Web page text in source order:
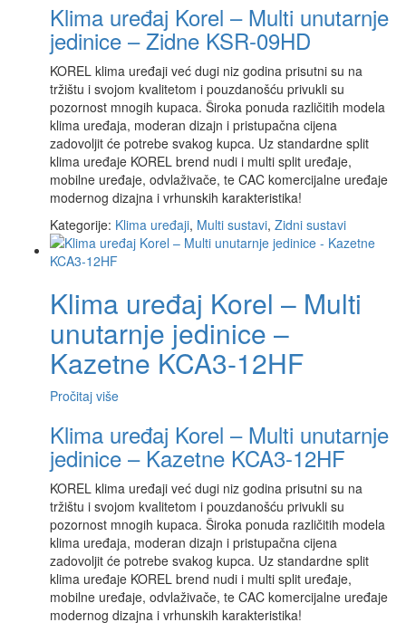
Klima uređaj Korel – Multi unutarnje
jedinice – Zidne KSR-09HD
KOREL klima uređaji već dugi niz godina prisutni su na
tržištu i svojom kvalitetom i pouzdanošću privukli su
pozornost mnogih kupaca. Široka ponuda različitih modela
klima uređaja, moderan dizajn i pristupačna cijena
zadovoljit će potrebe svakog kupca. Uz standardne split
klima uređaje KOREL brend nudi i multi split uređaje,
mobilne uređaje, odvlaživače, te CAC komercijalne uređaje
modernog dizajna i vrhunskih karakteristika!
Kategorije: Klima uređaji, Multi sustavi, Zidni sustavi
Klima uređaj Korel – Multi
unutarnje jedinice –
Kazetne KCA3-12HF
Pročitaj više
Klima uređaj Korel – Multi unutarnje
jedinice – Kazetne KCA3-12HF
KOREL klima uređaji već dugi niz godina prisutni su na
tržištu i svojom kvalitetom i pouzdanošću privukli su
pozornost mnogih kupaca. Široka ponuda različitih modela
klima uređaja, moderan dizajn i pristupačna cijena
zadovoljit će potrebe svakog kupca. Uz standardne split
klima uređaje KOREL brend nudi i multi split uređaje,
mobilne uređaje, odvlaživače, te CAC komercijalne uređaje
modernog dizajna i vrhunskih karakteristika!